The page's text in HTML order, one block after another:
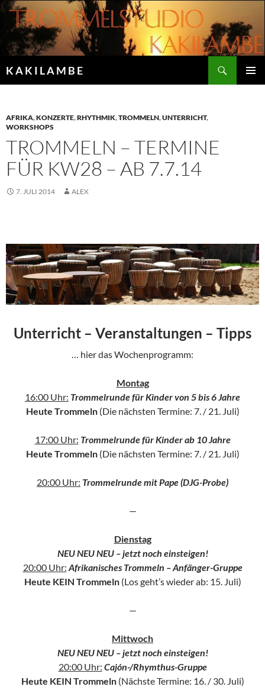
Zum
Inhalt
springen
K A K I L A M B E
AFRIKA,KONZERTE,RHYTHMIK,TROMMELN,UNTERRICHT,
WORKSHOPS
TROMMELN – TERMINE
FÜR KW28 – AB 7.7.14
7. JULI 2014 ALEX
Unterricht – Veranstaltungen – Tipps
… hier das Wochenprogramm:
Montag
16:00 Uhr: Trommelrunde für Kinder von 5 bis 6 Jahre
Heute Trommeln(Die nächsten Termine: 7. / 21. Juli)
17:00 Uhr: Trommelrunde für Kinder ab 10 Jahre
Heute Trommeln(Die nächsten Termine: 7. / 21. Juli)
20:00 Uhr: Trommelrunde mit Pape (DJG-Probe)
—
Dienstag
NEU NEU NEU – jetzt noch einsteigen!
20:00 Uhr: Afrikanisches Trommeln – Anfänger-Gruppe
Heute KEIN Trommeln (Los geht’s wieder ab: 15. Juli)
—
Mittwoch
NEU NEU NEU – jetzt noch einsteigen!
20:00 Uhr: Cajón-/Rhymthus-Gruppe
Heute KEIN Trommeln (Nächste Termine: 16. / 30. Juli)